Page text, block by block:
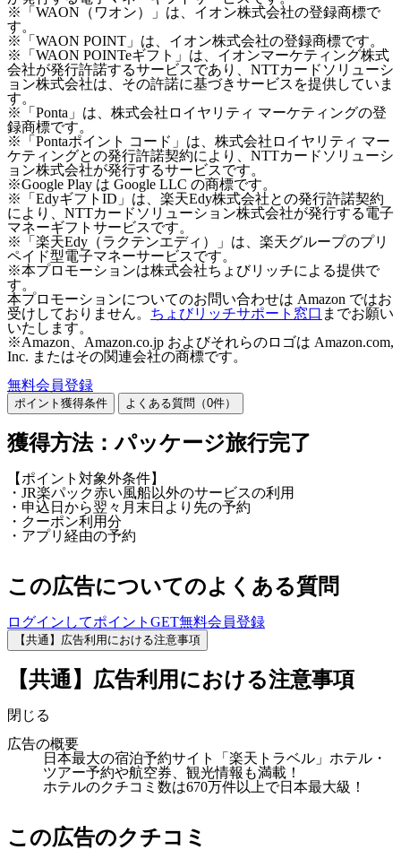
※「WAON（ワオン）」は、イオン株式会社の登録商標で
す。
※「WAON POINT」は、イオン株式会社の登録商標です。
※「WAON POINTeギフト」は、イオンマーケティング株式
会社が発行許諾するサービスであり、NTTカードソリューシ
ョン株式会社は、その許諾に基づきサービスを提供していま
す。
※「Ponta」は、株式会社ロイヤリティ マーケティングの登
録商標です。
※「Pontaポイント コード」は、株式会社ロイヤリティ マー
ケティングとの発行許諾契約により、NTTカードソリューシ
ョン株式会社が発行するサービスです。
※Google Play は Google LLC の商標です。
※「EdyギフトID」は、楽天Edy株式会社との発行許諾契約
により、NTTカードソリューション株式会社が発行する電子
マネーギフトサービスです。
※「楽天Edy（ラクテンエディ）」は、楽天グループのプリ
ペイド型電子マネーサービスです。
※本プロモーションは株式会社ちょびリッチによる提供で
す。
本プロモーションについてのお問い合わせは Amazon ではお
受けしておりません。 ちょびリッチサポート窓口 までお願い
いたします。
※Amazon、Amazon.co.jp およびそれらのロゴは Amazon.com,
Inc. またはその関連会社の商標です。
無料会員登録
ポイント獲得条件 よくある質問（0件）
獲得方法：パッケージ旅行完了
【ポイント対象外条件】
・JR楽パック赤い風船以外のサービスの利用
・申込日から翌々月末日より先の予約
・クーポン利用分
・アプリ経由の予約
この広告についてのよくある質問
ログインしてポイントGET無料会員登録
【共通】広告利用における注意事項
【共通】広告利用における注意事項
閉じる
広告の概要
日本最大の宿泊予約サイト「楽天トラベル」ホテル・
ツアー予約や航空券、観光情報も満載！
ホテルのクチコミ数は670万件以上で日本最大級！
この広告のクチコミ